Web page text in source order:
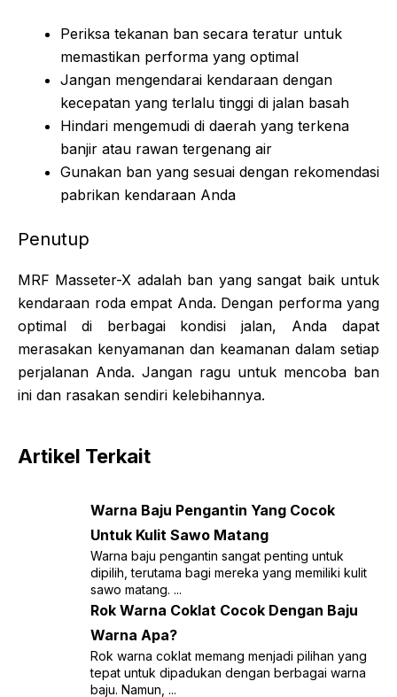
Periksa tekanan ban secara teratur untuk
memastikan performa yang optimal
Jangan mengendarai kendaraan dengan
kecepatan yang terlalu tinggi di jalan basah
Hindari mengemudi di daerah yang terkena
banjir atau rawan tergenang air
Gunakan ban yang sesuai dengan rekomendasi
pabrikan kendaraan Anda
Penutup
MRF Masseter-X adalah ban yang sangat baik untuk
kendaraan roda empat Anda. Dengan performa yang
optimal di berbagai kondisi jalan, Anda dapat
merasakan kenyamanan dan keamanan dalam setiap
perjalanan Anda. Jangan ragu untuk mencoba ban
ini dan rasakan sendiri kelebihannya.
Artikel Terkait
Warna Baju Pengantin Yang Cocok
Untuk Kulit Sawo Matang
Warna baju pengantin sangat penting untuk
dipilih, terutama bagi mereka yang memiliki kulit
sawo matang. ...
Rok Warna Coklat Cocok Dengan Baju
Warna Apa?
Rok warna coklat memang menjadi pilihan yang
tepat untuk dipadukan dengan berbagai warna
baju. Namun, ...